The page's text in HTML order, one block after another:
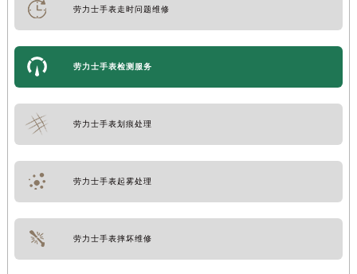
劳力士手表走时问题维修
劳力士手表检测服务
劳力士手表划痕处理
劳力士手表起雾处理
劳力士手表摔坏维修